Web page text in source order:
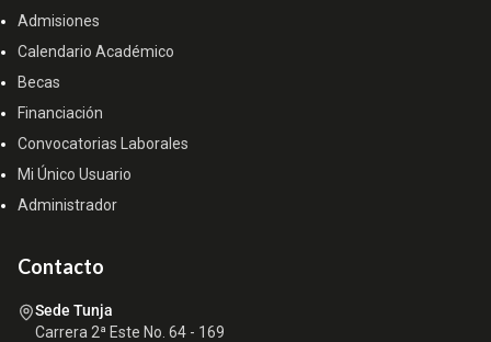
Admisiones
Calendario Académico
Becas
Financiación
Convocatorias Laborales
Mi Único Usuario
Administrador
Contacto
Sede Tunja
Carrera 2ª Este No. 64 - 169